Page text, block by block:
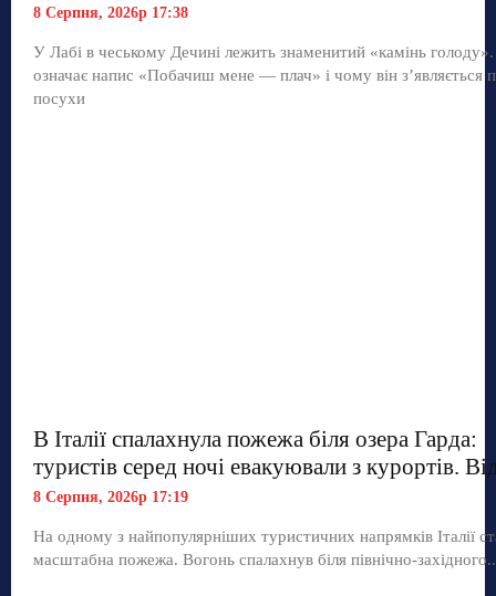
8 Серпня, 2026р 17:38
У Лабі в чеському Дечині лежить знаменитий «камінь
означає напис «Побачиш мене — плач» і чому він з’являється
посухи
В Італії спалахнула пожежа біля озера Гарда:
туристів серед ночі евакуювали з курортів.
8 Серпня, 2026р 17:19
На одному з найпопулярніших туристичних напрямків Італії
масштабна пожежа. Вогонь спалахнув біля північно-